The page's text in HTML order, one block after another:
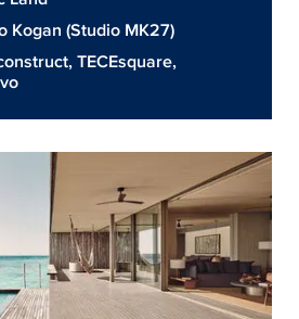
Kogan (Studio MK27)
,TECEsquare,